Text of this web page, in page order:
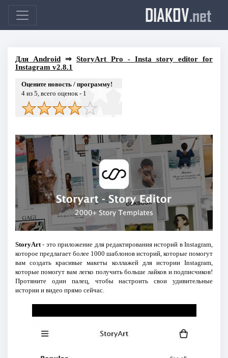
DIAKOV.net
Для Android⇒ StoryArt Pro - Insta story editor for
Instagram v2.8.1
Оцените новость / программу!
4из 5, всего оценок - 1
StoryArt- это приложение для редактирования историй в Instagram,
которое предлагает более 1000 шаблонов историй, которые помогут
вам создать красивые макеты коллажей для истории Instagram,
которые помогут вам легко получить больше лайков и подписчиков!
Протяните один палец, чтобы настроить свои удивительные
истории и видео прямо сейчас.